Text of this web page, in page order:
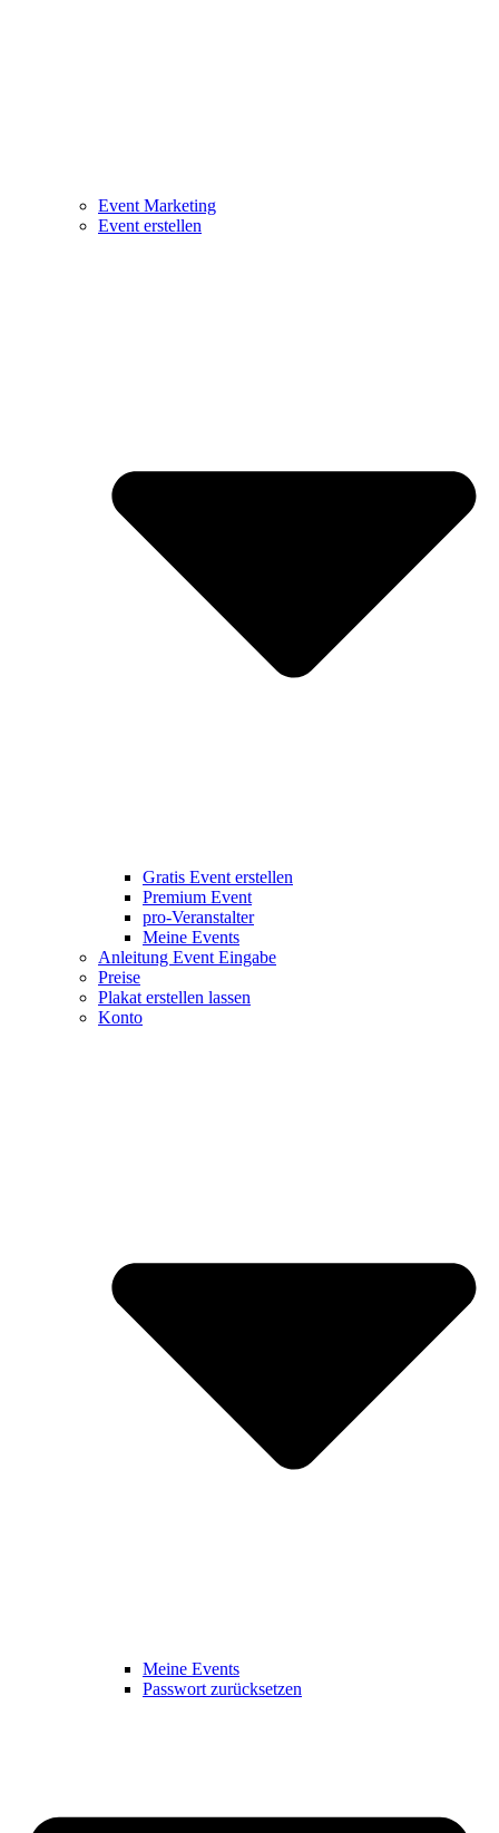
Event Marketing
Event erstellen
Gratis Event erstellen
Premium Event
pro-Veranstalter
Meine Events
Anleitung Event Eingabe
Preise
Plakat erstellen lassen
Konto
Meine Events
Passwort zurücksetzen